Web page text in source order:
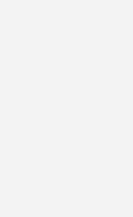
Fichtenholz wurde mit der Metallic-
in warmem Rotbraun beschichtet –
die natürliche Gestaltung und
wurden die Fenster mit der
Ligno+ beschichtet. Die
Fichtenholzes besonders zur Geltung,
vor Kratzern, Verfärbungen und
Fensterkanteln wurden in der
als 320 Holz-, Holz-Alu- und
und montiert.
Fenster
Fenstern, ein Mix aus
und Oberflächen,
Qualität produziert – wie gelingt es, all
Reitze gibt eine klare Antwort: „Für